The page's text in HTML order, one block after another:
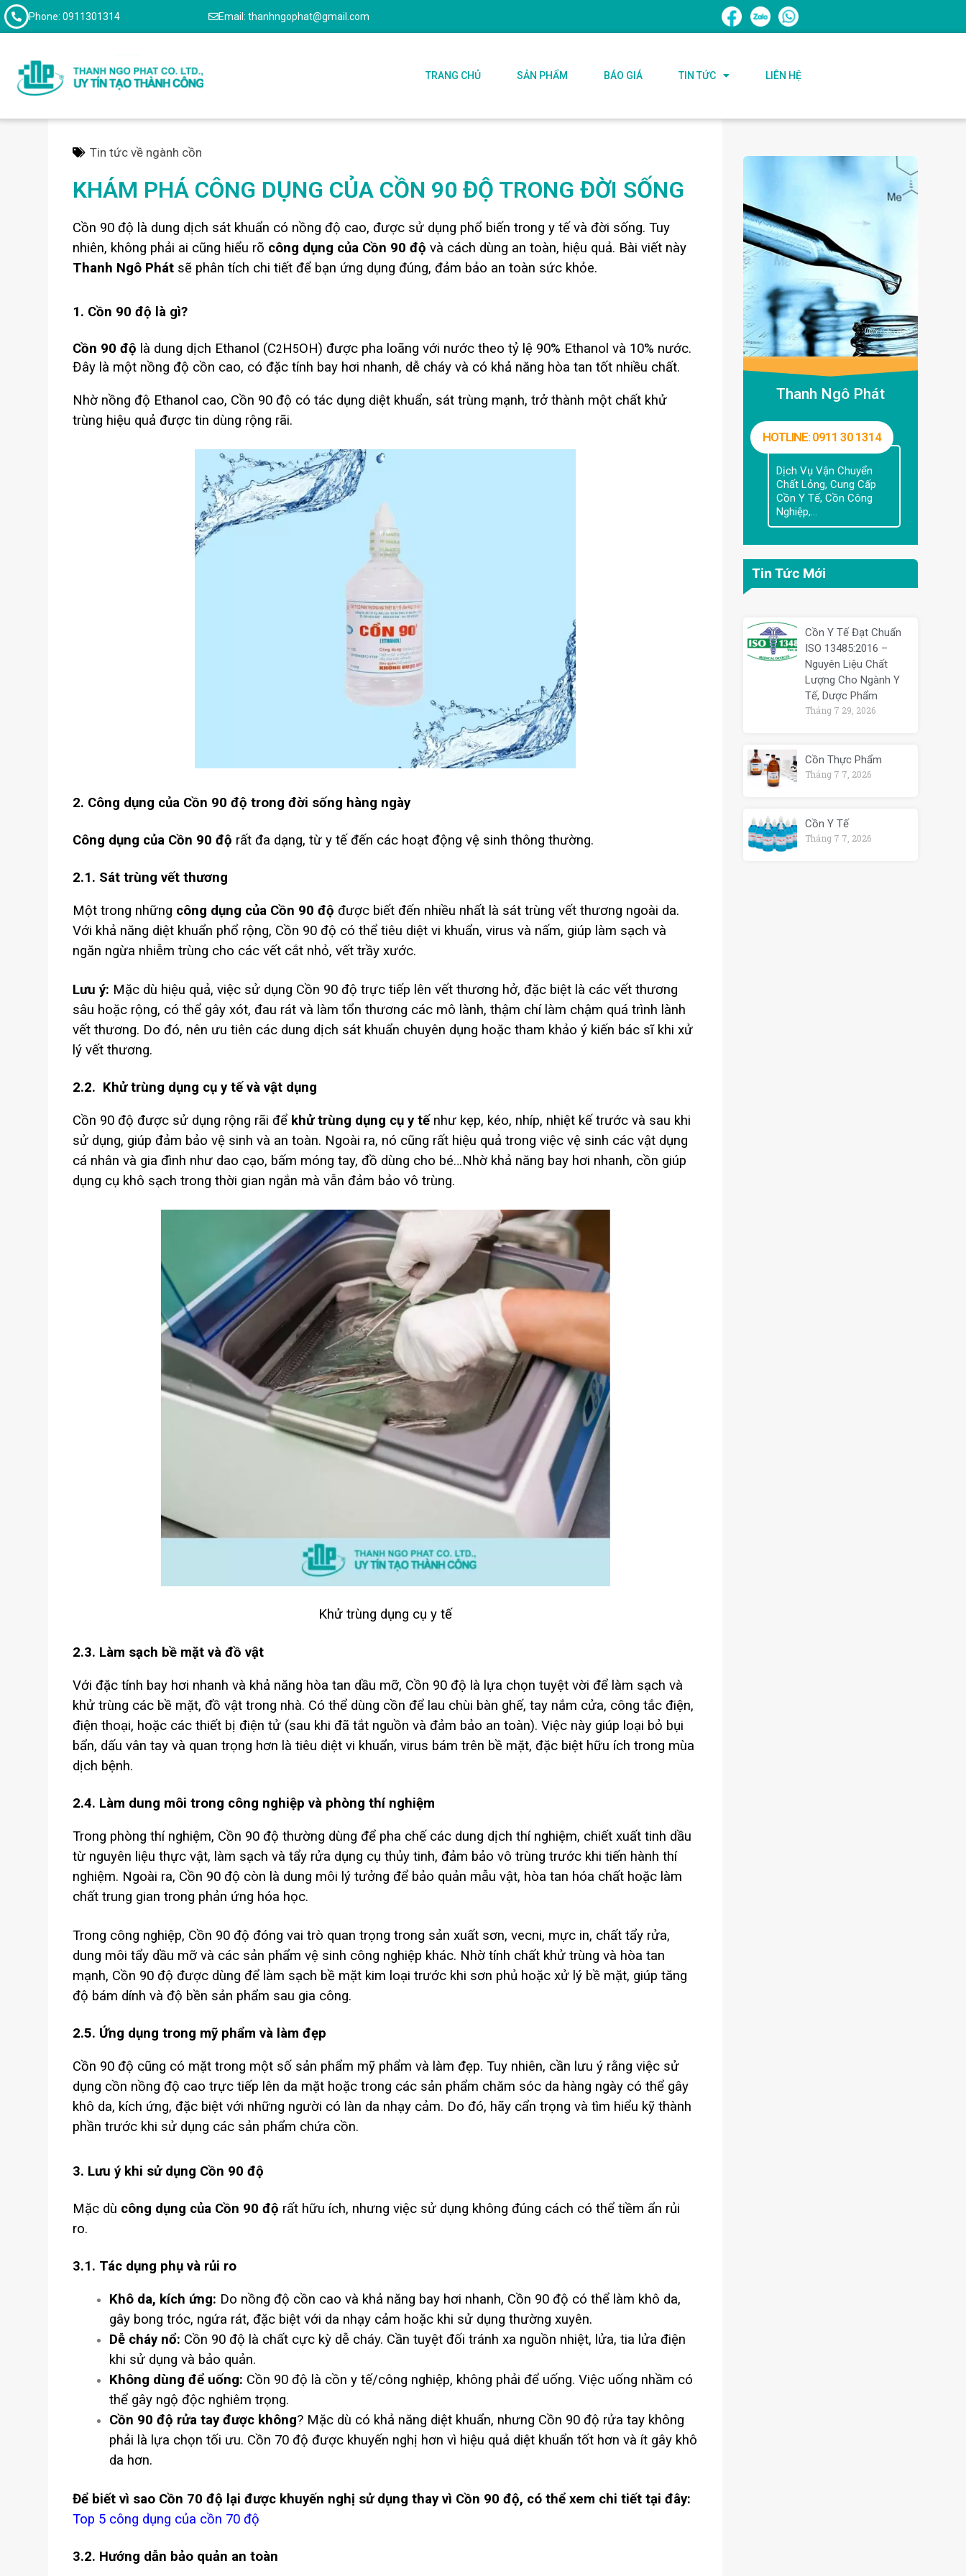
Phone: 0911301314 Email: thanhngophat@gmail.com
TRANG CHỦ SẢN PHẨM BÁO GIÁ TIN TỨC LIÊN HỆ
Tin tức về ngành cồn
KHÁM PHÁ CÔNG DỤNG CỦA CỒN 90 ĐỘ TRONG ĐỜI SỐNG
Cồn 90 độ là dung dịch sát khuẩn có nồng độ cao, được sử dụng phổ biến trong y tế và đời sống. Tuy
nhiên, không phải ai cũng hiểu rõ công dụng của Cồn 90 độ và cách dùng an toàn, hiệu quả. Bài viết này
Thanh Ngô Phát sẽ phân tích chi tiết để bạn ứng dụng đúng, đảm bảo an toàn sức khỏe.
1. Cồn 90 độ là gì?
Cồn 90 độ là dung dịch Ethanol (C2H5OH) được pha loãng với nước theo tỷ lệ 90% Ethanol và 10% nước.
Đây là một nồng độ cồn cao, có đặc tính bay hơi nhanh, dễ cháy và có khả năng hòa tan tốt nhiều chất.
Nhờ nồng độ Ethanol cao, Cồn 90 độ có tác dụng diệt khuẩn, sát trùng mạnh, trở thành một chất khử
trùng hiệu quả được tin dùng rộng rãi.
2. Công dụng của Cồn 90 độ trong đời sống hàng ngày
Công dụng của Cồn 90 độ rất đa dạng, từ y tế đến các hoạt động vệ sinh thông thường.
2.1. Sát trùng vết thương
Một trong những công dụng của Cồn 90 độ được biết đến nhiều nhất là sát trùng vết thương ngoài da.
Với khả năng diệt khuẩn phổ rộng, Cồn 90 độ có thể tiêu diệt vi khuẩn, virus và nấm, giúp làm sạch và
ngăn ngừa nhiễm trùng cho các vết cắt nhỏ, vết trầy xước.
Lưu ý: Mặc dù hiệu quả, việc sử dụng Cồn 90 độ trực tiếp lên vết thương hở, đặc biệt là các vết thương
sâu hoặc rộng, có thể gây xót, đau rát và làm tổn thương các mô lành, thậm chí làm chậm quá trình lành
vết thương. Do đó, nên ưu tiên các dung dịch sát khuẩn chuyên dụng hoặc tham khảo ý kiến bác sĩ khi xử
lý vết thương.
2.2. Khử trùng dụng cụ y tế và vật dụng
Cồn 90 độ được sử dụng rộng rãi để khử trùng dụng cụ y tếnhư kẹp, kéo, nhíp, nhiệt kế trước và sau khi
sử dụng, giúp đảm bảo vệ sinh và an toàn. Ngoài ra, nó cũng rất hiệu quả trong việc vệ sinh các vật dụng
cá nhân và gia đình như dao cạo, bấm móng tay, đồ dùng cho bé…Nhờ khả năng bay hơi nhanh, cồn giúp
dụng cụ khô sạch trong thời gian ngắn mà vẫn đảm bảo vô trùng.
Khử trùng dụng cụ y tế
2.3. Làm sạch bề mặt và đồ vật
Với đặc tính bay hơi nhanh và khả năng hòa tan dầu mỡ, Cồn 90 độ là lựa chọn tuyệt vời để làm sạch và
khử trùng các bề mặt, đồ vật trong nhà. Có thể dùng cồn để lau chùi bàn ghế, tay nắm cửa, công tắc điện,
điện thoại, hoặc các thiết bị điện tử (sau khi đã tắt nguồn và đảm bảo an toàn). Việc này giúp loại bỏ bụi
bẩn, dấu vân tay và quan trọng hơn là tiêu diệt vi khuẩn, virus bám trên bề mặt, đặc biệt hữu ích trong mùa
dịch bệnh.
2.4. Làm dung môi trong công nghiệp và phòng thí nghiệm
Trong phòng thí nghiệm, Cồn 90 độ thường dùng để pha chế các dung dịch thí nghiệm, chiết xuất tinh dầu
từ nguyên liệu thực vật, làm sạch và tẩy rửa dụng cụ thủy tinh, đảm bảo vô trùng trước khi tiến hành thí
nghiệm. Ngoài ra, Cồn 90 độ còn là dung môi lý tưởng để bảo quản mẫu vật, hòa tan hóa chất hoặc làm
chất trung gian trong phản ứng hóa học.
Trong công nghiệp, Cồn 90 độ đóng vai trò quan trọng trong sản xuất sơn, vecni, mực in, chất tẩy rửa,
dung môi tẩy dầu mỡ và các sản phẩm vệ sinh công nghiệp khác. Nhờ tính chất khử trùng và hòa tan
mạnh, Cồn 90 độ được dùng để làm sạch bề mặt kim loại trước khi sơn phủ hoặc xử lý bề mặt, giúp tăng
độ bám dính và độ bền sản phẩm sau gia công.
2.5. Ứng dụng trong mỹ phẩm và làm đẹp
Cồn 90 độ cũng có mặt trong một số sản phẩm mỹ phẩm và làm đẹp. Tuy nhiên, cần lưu ý rằng việc sử
dụng cồn nồng độ cao trực tiếp lên da mặt hoặc trong các sản phẩm chăm sóc da hàng ngày có thể gây
khô da, kích ứng, đặc biệt với những người có làn da nhạy cảm. Do đó, hãy cẩn trọng và tìm hiểu kỹ thành
phần trước khi sử dụng các sản phẩm chứa cồn.
3. Lưu ý khi sử dụng Cồn 90 độ
Mặc dù công dụng của Cồn 90 độ rất hữu ích, nhưng việc sử dụng không đúng cách có thể tiềm ẩn rủi
ro.
3.1. Tác dụng phụ và rủi ro
Khô da, kích ứng: Do nồng độ cồn cao và khả năng bay hơi nhanh, Cồn 90 độ có thể làm khô da,
gây bong tróc, ngứa rát, đặc biệt với da nhạy cảm hoặc khi sử dụng thường xuyên.
Dễ cháy nổ: Cồn 90 độ là chất cực kỳ dễ cháy. Cần tuyệt đối tránh xa nguồn nhiệt, lửa, tia lửa điện
khi sử dụng và bảo quản.
Không dùng để uống: Cồn 90 độ là cồn y tế/công nghiệp, không phải để uống. Việc uống nhầm có
thể gây ngộ độc nghiêm trọng.
Cồn 90 độ rửa tay được không? Mặc dù có khả năng diệt khuẩn, nhưng Cồn 90 độ rửa tay không
phải là lựa chọn tối ưu. Cồn 70 độ được khuyến nghị hơn vì hiệu quả diệt khuẩn tốt hơn và ít gây khô
da hơn.
Để biết vì sao Cồn 70 độ lại được khuyến nghị sử dụng thay vì Cồn 90 độ, có thể xem chi tiết tại đây:
Top 5 công dụng của cồn 70 độ
3.2. Hướng dẫn bảo quản an toàn
Thanh Ngô Phát
HOTLINE: 0911 30 1314
Dịch Vụ Vận Chuyển
Chất Lỏng, Cung Cấp
Cồn Y Tế, Cồn Công
Nghiệp,...
Tin Tức Mới
Cồn Y Tế Đạt Chuẩn
ISO 13485:2016 –
Nguyên Liệu Chất
Lượng Cho Ngành Y
Tế, Dược Phẩm
Tháng 7 29, 2026
Cồn Thực Phẩm
Tháng 7 7, 2026
Cồn Y Tế
Tháng 7 7, 2026